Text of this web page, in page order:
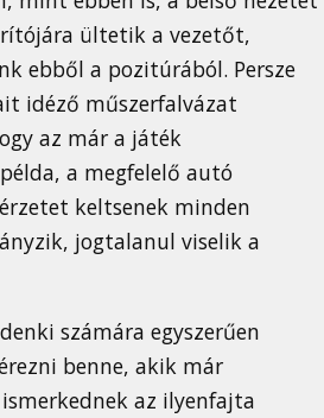
ültetik a vezetőt,
ebből a pozitúrából. Persze
idéző műszerfalvázat
az már a játék
a megfelelő autó
keltsenek minden
jogtalanul viselik a
számára egyszerűen
benne, akik már
az ilyenfajta